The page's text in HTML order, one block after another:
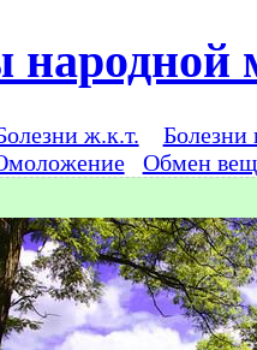
народной
ж.к.т. Болезни
Обмен